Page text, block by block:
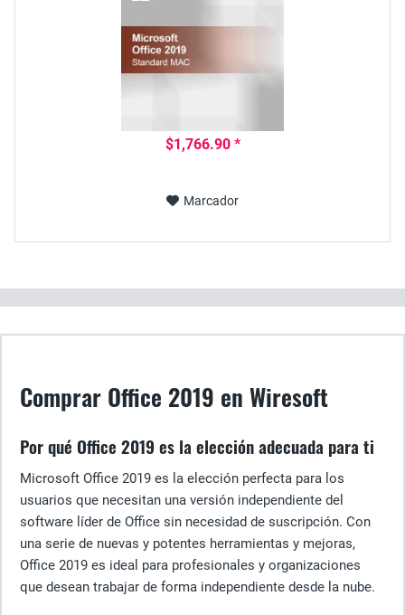
$1,766.90 *
Marcador
Comprar Office 2019 en Wiresoft
Por qué Office 2019 es la elección adecuada para ti
Microsoft Office 2019 es la elección perfecta para los
usuarios que necesitan una versión independiente del
software líder de Office sin necesidad de suscripción. Con
una serie de nuevas y potentes herramientas y mejoras,
Office 2019 es ideal para profesionales y organizaciones
que desean trabajar de forma independiente desde la nube.